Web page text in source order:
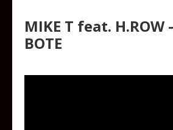
MIKE T feat. H.ROW
BOTE